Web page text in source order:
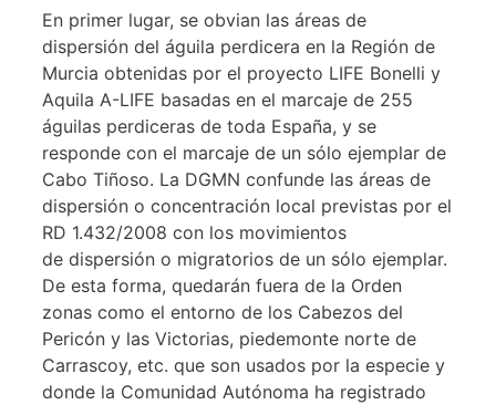
En primer lugar, se obvian las áreas de
dispersión del águila perdicera en la Región de
Murcia obtenidas por el proyecto LIFE Bonelli y
Aquila A-LIFE basadas en el marcaje de 255
águilas perdiceras de toda España, y se
responde con el marcaje de un sólo ejemplar de
Cabo Tiñoso. La DGMN confunde las áreas de
dispersión o concentración local previstas por el
RD 1.432/2008 con los movimientos
de dispersión o migratorios de un sólo ejemplar.
De esta forma, quedarán fuera de la Orden
zonas como el entorno de los Cabezos del
Pericón y las Victorias, piedemonte norte de
Carrascoy, etc. que son usados por la especie y
donde la Comunidad Autónoma ha registrado